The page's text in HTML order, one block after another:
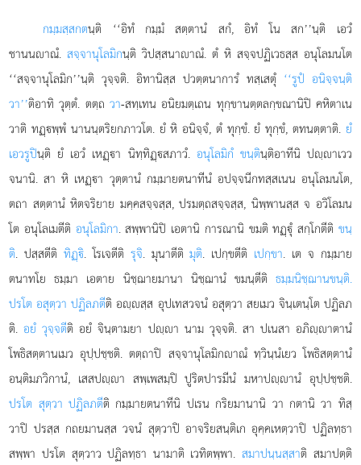
กมฺมสฺสกตนฺติ ‘‘อิทํ กมฺมํ สตฺตานํ สกํ, อิทํ โน สก’’นฺติ เอวํ
ชานนาณํ.สจฺจานุโลมิกนฺติ วิปสฺสนาาณํ. ตํ หิ สจฺจปฏิเวธสฺส อนุโลมนโต
‘‘สจฺจานุโลมิก’’นฺติ วุจฺจติ. อิทานิสฺส ปวตฺตนาการํ ทสฺเสตุํ ‘‘รูปํ อนิจฺจนฺติ
วา’’ติอาทิ วุตฺตํ. ตตฺถ วา-สทฺเทน อนิยมตฺเถน ทุกฺขานตฺตลกฺขณานิปิ คหิตาเน
วาติ ทฏฺพฺพํ นานนฺตริยกภาวโต. ยํ หิ อนิจฺจํ, ตํ ทุกฺขํ. ยํ ทุกฺขํ, ตทนตฺตาติ. ยํ
เอวรูปินฺติ ยํ เอวํ เหฏฺา นิทฺทิฏฺสภาวํ. อนุโลมิกํ ขนฺตินฺติอาทีนิ ปฺาเวว
จนานิ. สา หิ เหฏฺา วุตฺตานํ กมฺมายตนาทีนํ อปจฺจนีกทสฺสเนน อนุโลมนโต,
ตถา สตฺตานํ หิตจริยาย มคฺคสจฺจสฺส, ปรมตฺถสจฺจสฺส, นิพฺพานสฺส จ อวิโลมน
โต อนุโลเมตีติ อนุโลมิกา. สพฺพานิปิ เอตานิ การณานิ ขมติ ทฏฺุํ สกฺโกตีติ ขนฺ
ติ. ปสฺสตีติ ทิฏฺิ. โรเจตีติ รุจิ. มุนาตีติมุติ. เปกฺขตีติ เปกฺขา. เต จ กมฺมาย
ตนาทโย ธมฺมา เอตาย นิชฺฌายมานา นิชฺฌานํ ขมนฺตีติ ธมฺมนิชฺฌานขนฺติ.
ปรโต อสุตฺวา ปฏิลภตีติ อฺสฺส อุปเทสวจนํ อสุตฺวา สยเมว จินฺเตนฺโต ปฏิลภ
ติ.อยํ วุจฺจตีติ อยํ จินฺตามยา ปฺา นาม วุจฺจติ. สา ปเนสา อภิฺาตานํ
โพธิสตฺตานเมว อุปฺปชฺชติ. ตตฺถาปิ สจฺจานุโลมิกาณํ ทฺวินฺนํเยว โพธิสตฺตานํ
อนฺติมภวิกานํ, เสสปฺา สพฺเพสมฺปิ ปูริตปารมีนํ มหาปฺานํ อุปฺปชฺชติ.
ปรโต สุตฺวา ปฏิลภตีติ กมฺมายตนาทีนิ ปเรน กริยมานานิ วา กตานิ วา ทิสฺ
วาปิ ปรสฺส กถยมานสฺส วจนํ สุตฺวาปิ อาจริยสนฺติเก อุคฺคเหตฺวาปิ ปฏิลทฺธา
สพฺพา ปรโต สุตฺวาว ปฏิลทฺธา นามาติ เวทิตพฺพา.สมาปนฺนสฺสาติ สมาปตฺติ